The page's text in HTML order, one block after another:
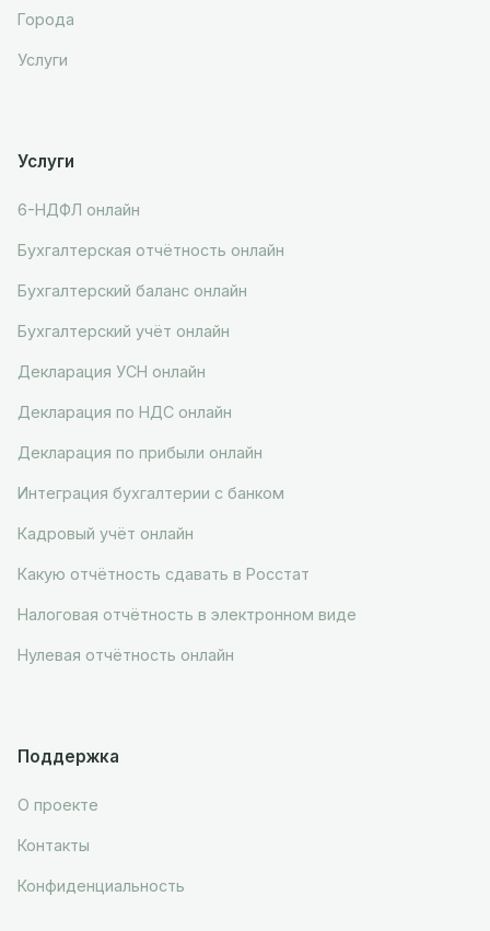
Города
Услуги
Услуги
6-НДФЛ онлайн
Бухгалтерская отчётность онлайн
Бухгалтерский баланс онлайн
Бухгалтерский учёт онлайн
Декларация УСН онлайн
Декларация по НДС онлайн
Декларация по прибыли онлайн
Интеграция бухгалтерии с банком
Кадровый учёт онлайн
Какую отчётность сдавать в Росстат
Налоговая отчётность в электронном виде
Нулевая отчётность онлайн
Поддержка
О проекте
Контакты
Конфиденциальность